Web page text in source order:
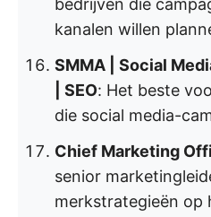
bedrijven die
kanalen willen
SMMA | Social
| SEO: Het beste
die social media-
Chief Marketing
senior
merkstrategieën op